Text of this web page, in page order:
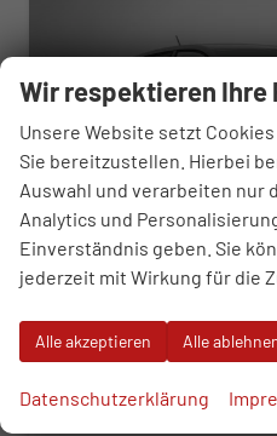
Skoda Fabia
Monte Carlo 1.0 TSI 7-
Wir respektieren Ihre
Unsere Website setzt
Sie bereitzustellen. Hierbei
Auswahl und verarbeiten nur
Analytics und
Einverständnis geben. Sie
jederzeit mit Wirkung für die
Alle akzeptieren Alle
Datenschutzerklärung